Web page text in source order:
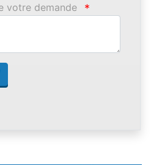
votre demande *